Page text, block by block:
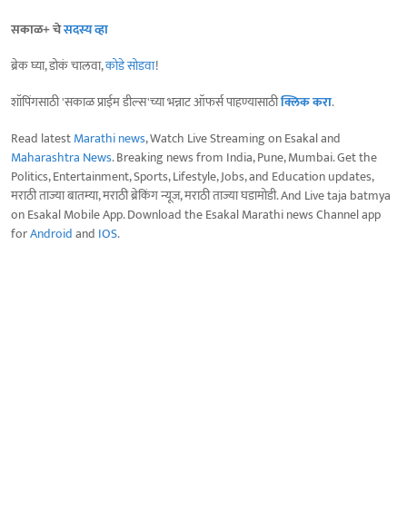
सकाळ+ चेसदस्य व्हा
ब्रेक घ्या, डोकं चालवा,कोडे सोडवा!
शॉपिंगसाठी 'सकाळ प्राईम डील्स'च्या भन्नाट ऑफर्स पाहण्यासाठीक्लिक करा.
Read latestMarathi news, Watch Live Streaming on Esakal and
Maharashtra News. Breaking news from India, Pune, Mumbai. Get the
Politics, Entertainment, Sports, Lifestyle, Jobs, and Education updates,
मराठी ताज्या बातम्या, मराठी ब्रेकिंग न्यूज, मराठी ताज्या घडामोडी. And Live taja batmya
on Esakal Mobile App. Download the Esakal Marathi news Channel app
forAndroidand IOS.